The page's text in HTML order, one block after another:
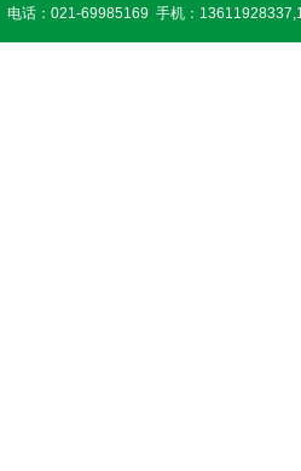
电话：021-69985169 手机：